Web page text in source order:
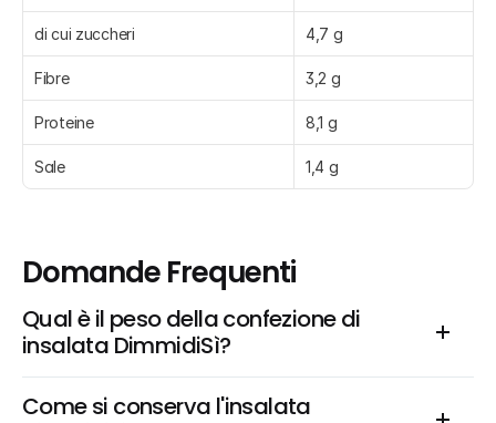
di cui zuccheri 4,7 g
Fibre 3,2 g
Proteine 8,1 g
Sale 1,4 g
Domande Frequenti
Qual è il peso della confezione di
insalata DimmidiSì?
Come si conserva l'insalata